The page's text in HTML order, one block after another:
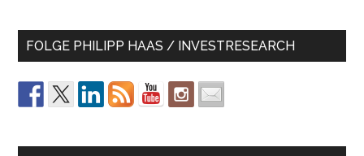
FOLGE PHILIPP HAAS / INVESTRESEARCH